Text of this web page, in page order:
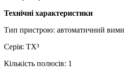
Технічні характеристики
Тип пристрою: автоматичний
Серія: TX³
Кількість полюсів: 1